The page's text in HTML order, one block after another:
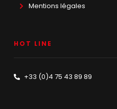
Mentions légales
HOT LINE
+33 (0)4 75 43 89 89